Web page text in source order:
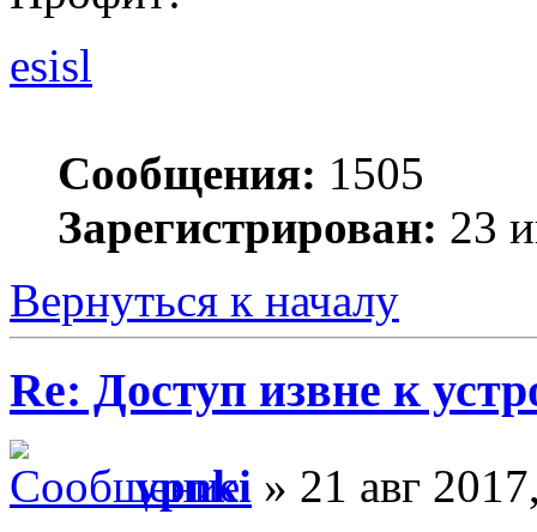
esisl
Сообщения: 1505
Зарегистрирован: 23
Вернуться к началу
Re: Доступ извне к
vpnki » 21 авг